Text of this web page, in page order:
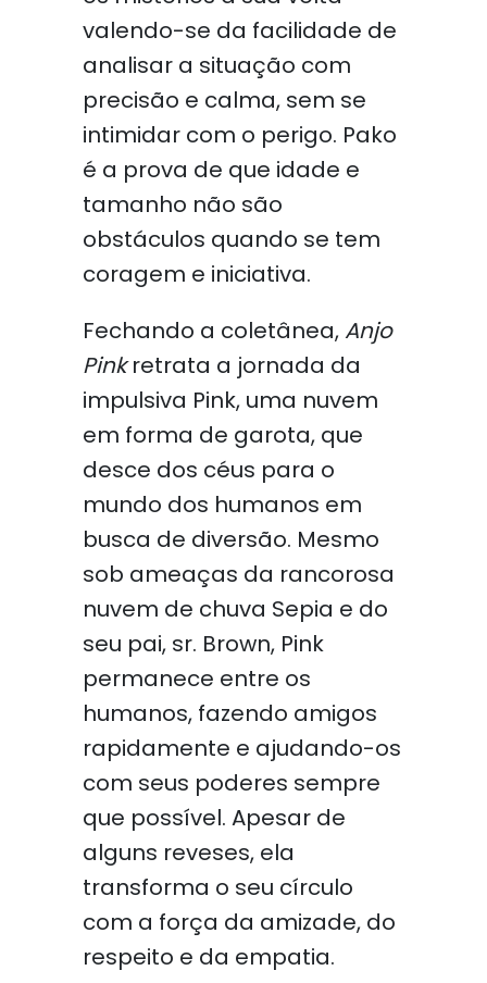
valendo-se da facilidade de
analisar a situação com
precisão e calma, sem se
intimidar com o perigo. Pako
é a prova de que idade e
tamanho não são
obstáculos quando se tem
coragem e iniciativa.
Fechando a coletânea, Anjo
Pinkretrata a jornada da
impulsiva Pink, uma nuvem
em forma de garota, que
desce dos céus para o
mundo dos humanos em
busca de diversão. Mesmo
sob ameaças da rancorosa
nuvem de chuva Sepia e do
seu pai, sr. Brown, Pink
permanece entre os
humanos, fazendo amigos
rapidamente e ajudando-os
com seus poderes sempre
que possível. Apesar de
alguns reveses, ela
transforma o seu círculo
com a força da amizade, do
respeito e da empatia.